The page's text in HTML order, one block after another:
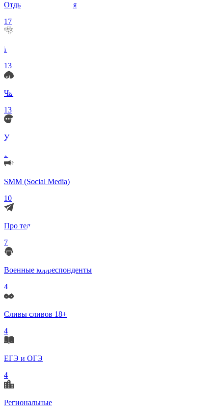
Отдых и Развлечения
17
Нейросети и ИИ
13
Чаты по интересам
13
Удаленка (Работа)
11
SMM (Social Media)
10
Про телеграмм
7
Военные корреспонденты
4
Сливы сливов 18+
4
ЕГЭ и ОГЭ
4
Региональные